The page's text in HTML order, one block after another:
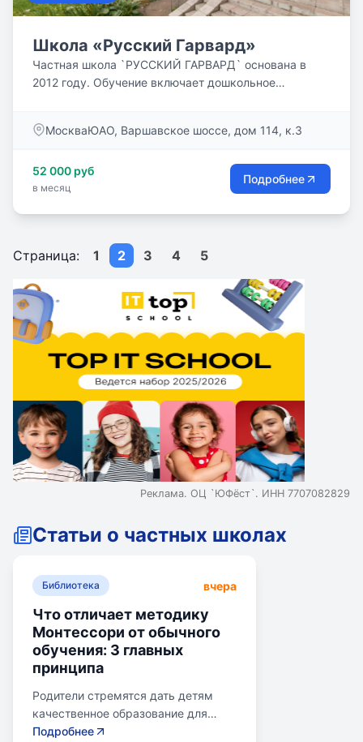
Школа «Русский Гарвард»
Частная школа `РУССКИЙ ГАРВАРД` основана в
2012 году. Обучение включает дошкольное
МоскваЮАО, Варшавское шоссе, дом 114, к.3
52 000 руб
в месяц
Подробнее
Страница: 1 2 3 4 5
Реклама. ОЦ `ЮФёст`. ИНН 7707082829
Статьи о частных школах
Библиотека вчера
Что отличает методику
Монтессори от обычного
обучения: 3 главных
принципа
Родители стремятся дать детям
качественное образование для
лучшего будущего. Обучение по
Подробнее